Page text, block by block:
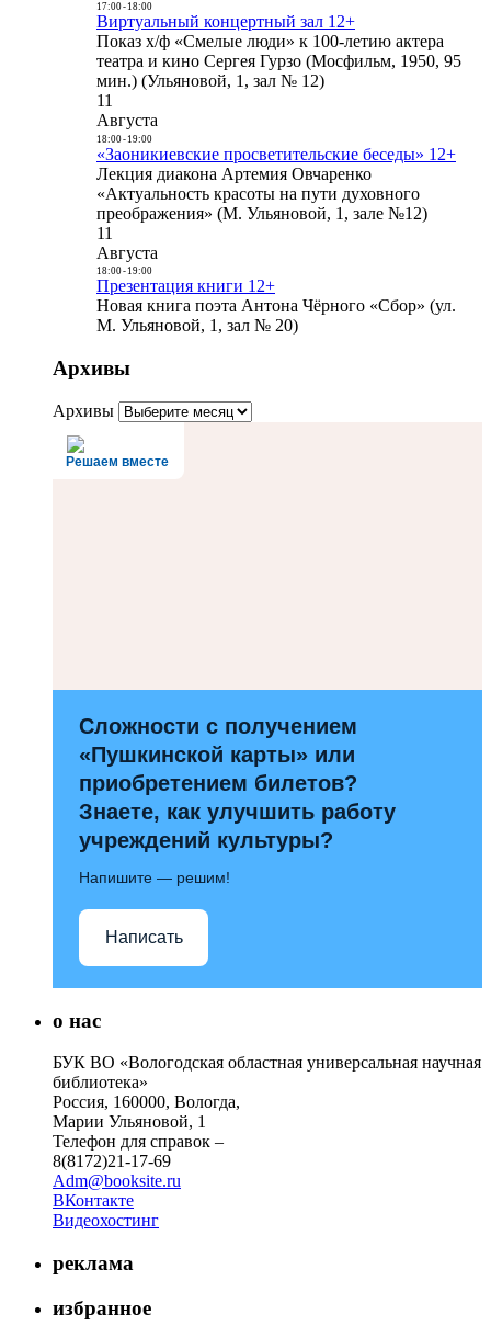
17:00- 18:00
Виртуальный концертный зал 12+
Показ х/ф «Смелые люди» к 100-летию актера
театра и кино Сергея Гурзо (Мосфильм, 1950, 95
мин.) (Ульяновой, 1, зал № 12)
11
Августа
18:00- 19:00
«Заоникиевские просветительские беседы» 12+
Лекция диакона Артемия Овчаренко
«Актуальность красоты на пути духовного
преображения» (М. Ульяновой, 1, зале №12)
11
Августа
18:00- 19:00
Презентация книги 12+
Новая книга поэта Антона Чёрного «Сбор» (ул.
М. Ульяновой, 1, зал № 20)
Архивы
Архивы
Решаем вместе
Сложности с получением
«Пушкинской карты» или
приобретением билетов?
Знаете, как улучшить работу
учреждений культуры?
Напишите — решим!
Написать
о нас
БУК ВО «Вологодская областная универсальная научная
библиотека»
Россия, 160000, Вологда,
Марии Ульяновой, 1
Телефон для справок –
8(8172)21-17-69
Adm@booksite.ru
ВКонтакте
Видеохостинг
реклама
избранное